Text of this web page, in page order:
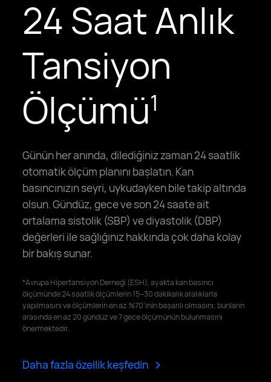
24 Saat Anlık
Tansiyon
Ölçümü1
Günün her anında, dilediğiniz zaman 24 saatlik
otomatik ölçüm planını başlatın. Kan
basıncınızın seyri, uykudayken bile takip altında
olsun. Gündüz, gece ve son 24 saate ait
ortalama sistolik (SBP) ve diyastolik (DBP)
değerleri ile sağlığınız hakkında çok daha kolay
bir bakış sunar.
*Avrupa Hipertansiyon Derneği (ESH), ayakta kan basıncı
ölçümünde 24 saatlik ölçümlerin 15–30 dakikalık aralıklarla
yapılmasını ve ölçümlerin en az %70’inin başarılı olmasını; bunların
arasında en az 20 gündüz ve 7 gece ölçümünün bulunmasını
önermektedir.
Daha fazla özellik keşfedin >